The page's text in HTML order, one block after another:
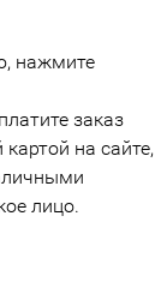
нажмите
заказ
на сайте,
лицо.